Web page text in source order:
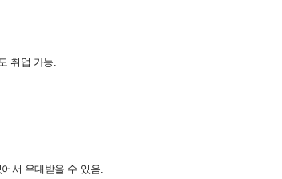
취업 가능.
서 우대받을 수 있음.